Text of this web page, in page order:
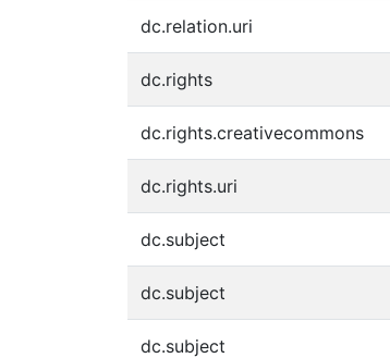
dc.relation.uri
dc.rights
dc.rights.creativecommons
dc.rights.uri
dc.subject
dc.subject
dc.subject